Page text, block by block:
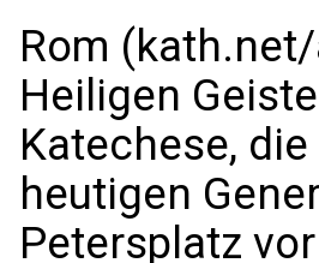
Rom
Heiligen
Katechese,
heutigen
Petersplatz